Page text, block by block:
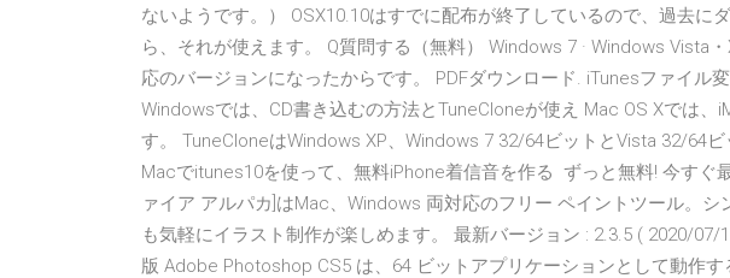
ないようです。） OSX10.10はすでに配布が終了しているので、過去に
ら、それが使えます。 Q質問する（無料） Windows 7 · Windows Vista
応のバージョンになったからです。 PDFダウンロード. iTunesファイル
Windowsでは、CD書き込むの方法とTuneCloneが使え Mac OS Xでは
す。 TuneCloneはWindows XP、Windows 7 32/64ビットとVista 32/64ビ
Macでitunes10を使って、無料iPhone着信音を作る ずっと無料! 今すぐ
ァイア アルパカ]はMac、Windows 両対応のフリー ペイントツール。
も気軽にイラスト制作が楽しめます。 最新バージョン : 2.3.5 ( 2020/
版 Adobe Photoshop CS5 は、64 ビットアプリケーションとして動作